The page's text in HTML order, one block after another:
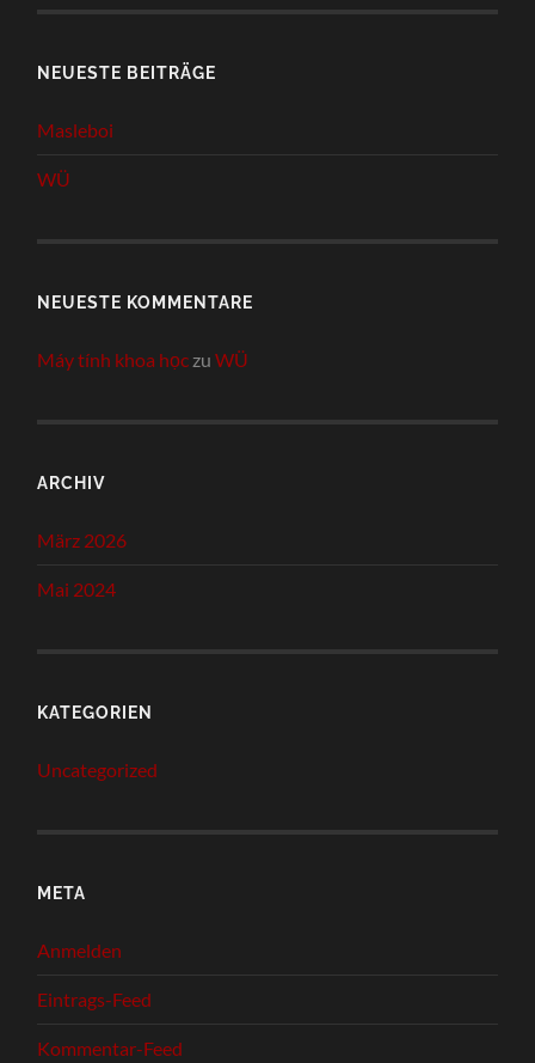
NEUESTE BEITRÄGE
Masleboi
WÜ
NEUESTE KOMMENTARE
Máy tính khoa học zuWÜ
ARCHIV
März 2026
Mai 2024
KATEGORIEN
Uncategorized
META
Anmelden
Eintrags-Feed
Kommentar-Feed